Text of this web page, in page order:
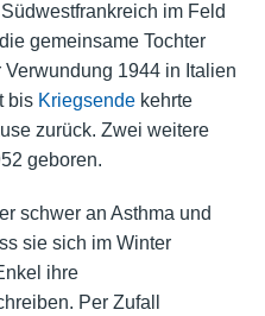
im Feld
gemeinsame Tochter
1944 in Italien
bis Kriegsendekehrte
zurück. Zwei weitere
geboren.
schwer an Asthma und
sie sich im Winter
ihre
Per Zufall